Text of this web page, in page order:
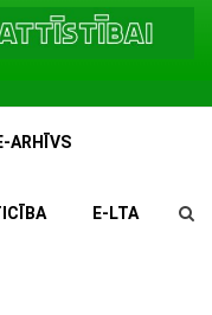
ARHĪVS
E-LTA